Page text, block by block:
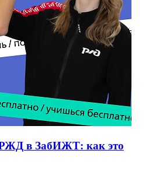
РЖД в ЗабИЖТ: как это